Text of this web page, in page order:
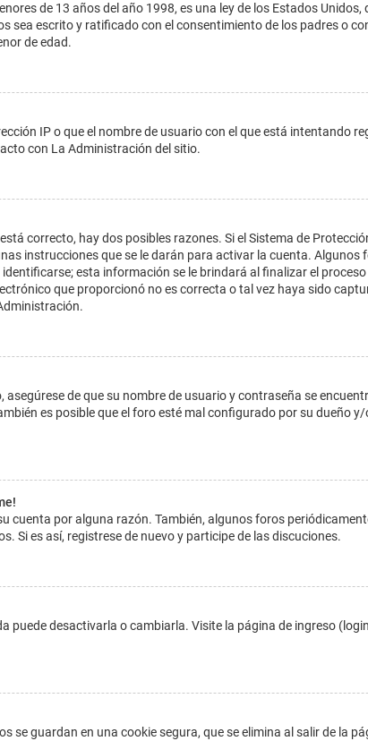
de 13 años del año 1998, es una ley de los Estados
sea escrito y ratificado con el consentimiento de los padres o
de edad.
IP o que el nombre de usuario con el que está intentando
con La Administración del sitio.
correcto, hay dos posibles razones. Si el Sistema de
instrucciones que se le darán para activar la cuenta. Algunos
esta información se le brindará al finalizar el
que proporcionó no es correcta o tal vez haya sido
de que su nombre de usuario y contraseña se
es posible que el foro esté mal configurado por su dueño
cuenta por alguna razón. También, algunos foros
Si es así, registrese de nuevo y participe de las discuciones.
puede desactivarla o cambiarla. Visite la página de ingreso
se guardan en una cookie segura, que se elimina al salir de la